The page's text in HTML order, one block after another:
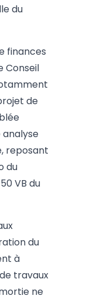
du
finances
Conseil
de
reposant
du
VB du
du
à
travaux
ne